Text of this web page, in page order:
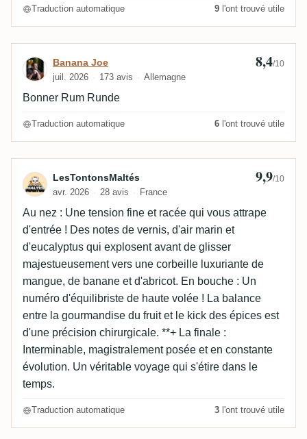
Traduction automatique 9 l'ont trouvé utile
Avis de Banana Joe
Banana Joe
juil. 2026 173 avis Allemagne
8,4/10
Bonner Rum Runde
Traduction automatique 6 l'ont trouvé utile
Avis de LesTontonsMaltés
LesTontonsMaltés
avr. 2026 28 avis France
9,9/10
Au nez : Une tension fine et racée qui vous attrape
d'entrée ! Des notes de vernis, d'air marin et
d'eucalyptus qui explosent avant de glisser
majestueusement vers une corbeille luxuriante de
mangue, de banane et d'abricot. En bouche : Un
numéro d'équilibriste de haute volée ! La balance
entre la gourmandise du fruit et le kick des épices est
d'une précision chirurgicale. **+ La finale :
Interminable, magistralement posée et en constante
évolution. Un véritable voyage qui s'étire dans le
temps.
Traduction automatique 3 l'ont trouvé utile